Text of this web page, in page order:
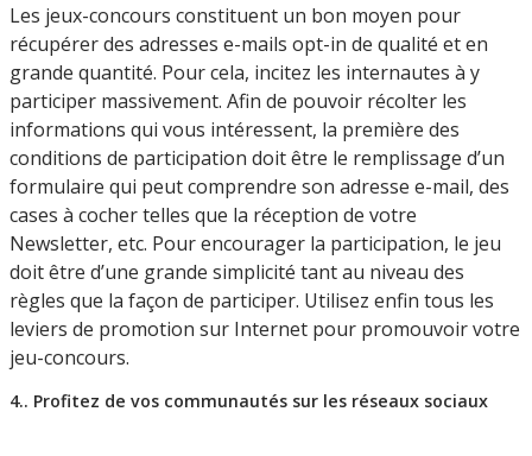
Les jeux-concours constituent un bon moyen pour
récupérer des adresses e-mails opt-in de qualité et en
grande quantité. Pour cela, incitez les internautes à y
participer massivement. Afin de pouvoir récolter les
informations qui vous intéressent, la première des
conditions de participation doit être le remplissage d’un
formulaire qui peut comprendre son adresse e-mail, des
cases à cocher telles que la réception de votre
Newsletter, etc. Pour encourager la participation, le jeu
doit être d’une grande simplicité tant au niveau des
règles que la façon de participer. Utilisez enfin tous les
leviers de promotion sur Internet pour promouvoir votre
jeu-concours.
4.. Profitez de vos communautés sur les réseaux sociaux